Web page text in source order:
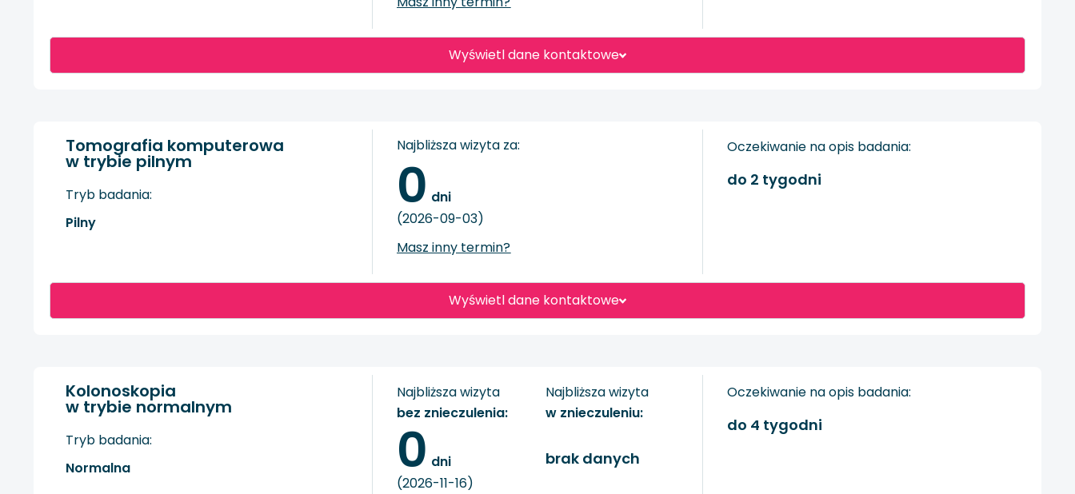
Wyświetl dane kontaktowe
Wyświetl dane kontaktowe
Tomografia komputerowa
w trybie pilnym
Tryb badania:
Pilny
Najbliższa wizyta za:
0 dni
(2026-09-03)
Masz inny termin?
Oczekiwanie na opis badania:
do 2 tygodni
Kolonoskopia
w trybie normalnym
Tryb badania:
Normalna
Najbliższa wizyta
bez znieczulenia:
0 dni
(2026-11-16)
Najbliższa wizyta
w znieczuleniu:
brak danych
Oczekiwanie na opis badania:
do 4 tygodni